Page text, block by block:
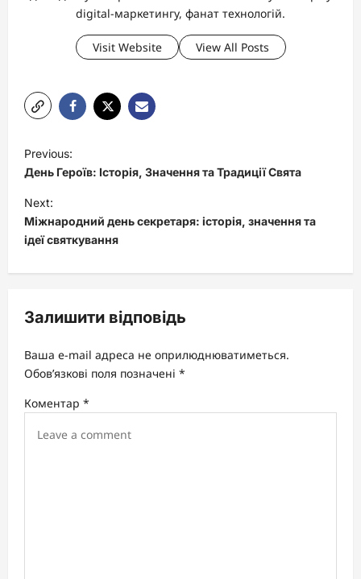
digital-маркетингу, фанат технологій.
Visit Website View All Posts
P
o
s
t
n
a
i
a
i
Previous:
День Героїв: Історія, Значення та Традиції Свята
Next:
Міжнародний день секретаря: історія, значення та
ідеї святкування
Залишити відповідь
Ваша e-mail адреса не оприлюднюватиметься.
Обов’язкові поля позначені *
Коментар *